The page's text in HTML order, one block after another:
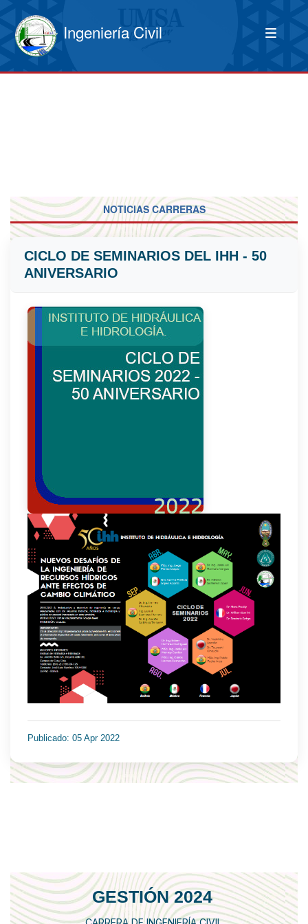
Ingeniería Civil
NOTICIAS CARRERAS
CICLO DE SEMINARIOS DEL IHH - 50
ANIVERSARIO
Publicado: 05 Apr 2022
GESTIÓN 2024